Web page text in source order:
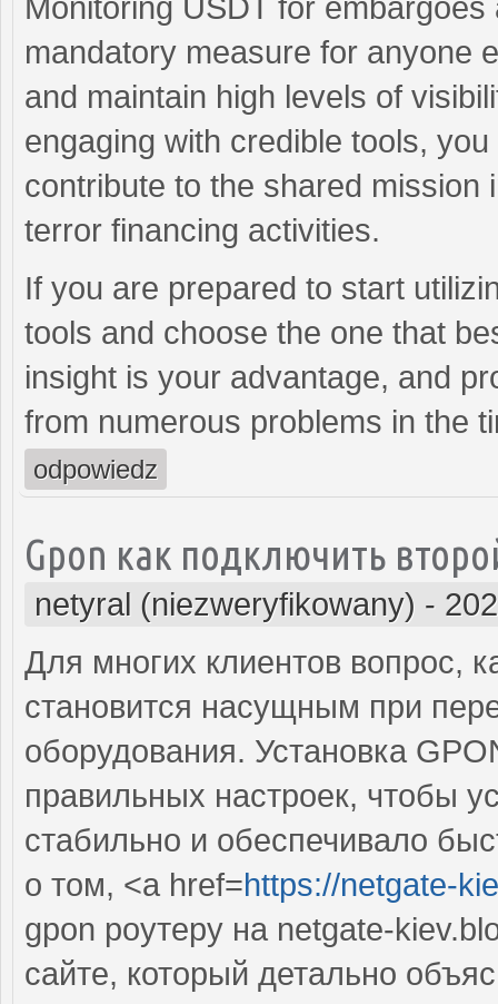
Monitoring USDT for
mandatory measure for anyone
and maintain high levels of
engaging with credible tools,
contribute to the shared mission
terror financing activities.
If you are prepared to start
tools and choose the one that
insight is your advantage, and
from numerous problems in the
odpowiedz
Gpon как подключить
netyral (niezweryfikowany) -
Для многих клиентов вопрос,
становится насущным при
оборудования. Установка
правильных настроек, чтобы
стабильно и обеспечивало
о том, <a href=https://netgate-
gpon роутеру на netgate-
сайте, который детально